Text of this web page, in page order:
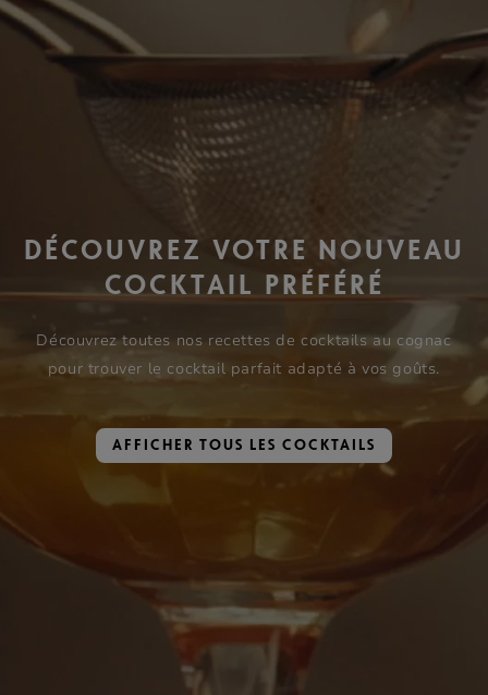
DÉCOUVREZ VOTRE NOUVEAU
COCKTAIL PRÉFÉRÉ
Découvrez toutes nos recettes de cocktails au cognac
pour trouver le cocktail parfait adapté à vos goûts.
AFFICHER TOUS LES COCKTAILS